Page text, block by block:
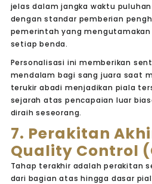
jelas dalam jangka waktu
dengan standar pemberian
pemerintah yang
setiap benda.
Personalisasi ini memberikan
mendalam bagi sang juara saat
terukir abadi menjadikan piala
sejarah atas pencapaian luar
diraih seseorang.
7. Perakitan
Quality Control
Tahap terakhir adalah perakitan
dari bagian atas hingga dasar